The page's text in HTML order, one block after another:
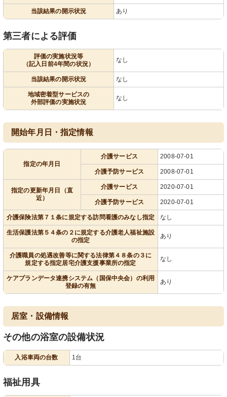
当該結果の開示状況 あり
第三者による評価
評価の実施状況等
（記入日前4年間の状況）
なし
当該結果の開示状況 なし
地域密着型サービスの
外部評価の実施状況
なし
開始年月日・指定情報
指定の年月日
介護サービス 2008-07-01
介護予防サービス 2008-07-01
指定の更新年月日（直
近）
介護サービス 2020-07-01
介護予防サービス 2020-07-01
介護保険法第７１条に規定する訪問看護のみなし指定 なし
生活保護法第５４条の２に規定する介護老人福祉施設
の指定
あり
介護職員の処遇改善等に関する法律第４８条の３に
規定する指定居宅介護支援事業所の指定
なし
ケアプランデータ連携システム（国保中央会）の利用
登録の有無
あり
居室・設備情報
その他の浴室の設備状況
入浴車両の台数 1台
福祉用具